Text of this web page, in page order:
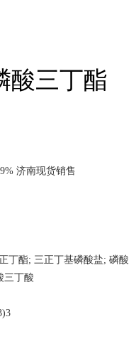
酸三丁酯
济南现货销售
丁酯; 三正丁基磷酸盐; 磷酸
三丁酸